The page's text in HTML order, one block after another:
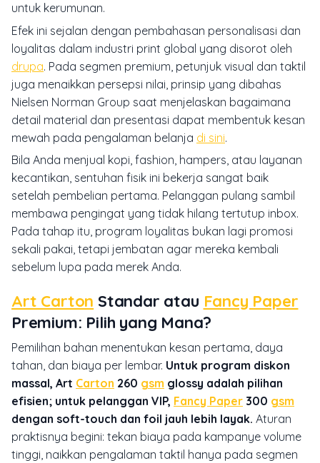
untuk kerumunan.
Efek ini sejalan dengan pembahasan personalisasi dan
loyalitas dalam industri print global yang disorot oleh
drupa. Pada segmen premium, petunjuk visual dan taktil
juga menaikkan persepsi nilai, prinsip yang dibahas
Nielsen Norman Group saat menjelaskan bagaimana
detail material dan presentasi dapat membentuk kesan
mewah pada pengalaman belanja di sini.
Bila Anda menjual kopi, fashion, hampers, atau layanan
kecantikan, sentuhan fisik ini bekerja sangat baik
setelah pembelian pertama. Pelanggan pulang sambil
membawa pengingat yang tidak hilang tertutup inbox.
Pada tahap itu, program loyalitas bukan lagi promosi
sekali pakai, tetapi jembatan agar mereka kembali
sebelum lupa pada merek Anda.
Art Carton Standar atau Fancy Paper
Premium: Pilih yang Mana?
Pemilihan bahan menentukan kesan pertama, daya
tahan, dan biaya per lembar. Untuk program diskon
massal, Art Carton 260 gsm glossy adalah pilihan
efisien; untuk pelanggan VIP, Fancy Paper 300 gsm
dengan soft-touch dan foil jauh lebih layak. Aturan
praktisnya begini: tekan biaya pada kampanye volume
tinggi, naikkan pengalaman taktil hanya pada segmen